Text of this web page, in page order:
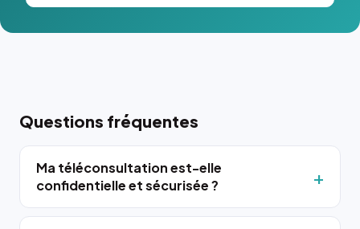
Questions fréquentes
Ma téléconsultation est-elle
confidentielle et sécurisée ?